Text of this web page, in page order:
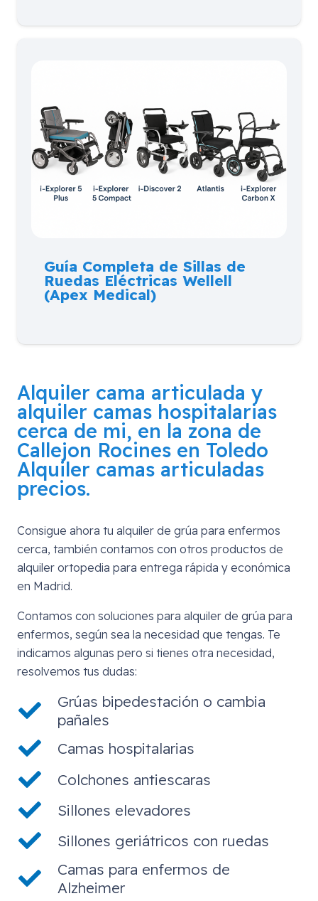
Guía Completa de Sillas de
Ruedas Eléctricas Wellell
(Apex Medical)
Alquiler cama articulada y
alquiler camas hospitalarias
cerca de mi, en la zona de
Callejon Rocines en Toledo
Alquiler camas articuladas
precios.
Consigue ahora tu alquiler de grúa para enfermos
cerca, también contamos con otros productos de
alquiler ortopedia para entrega rápida y económica
en Madrid.
Contamos con soluciones para alquiler de grúa para
enfermos, según sea la necesidad que tengas. Te
indicamos algunas pero si tienes otra necesidad,
resolvemos tus dudas:
Grúas bipedestación o cambia
pañales
Camas hospitalarias
Colchones antiescaras
Sillones elevadores
Sillones geriátricos con ruedas
Camas para enfermos de
Alzheimer